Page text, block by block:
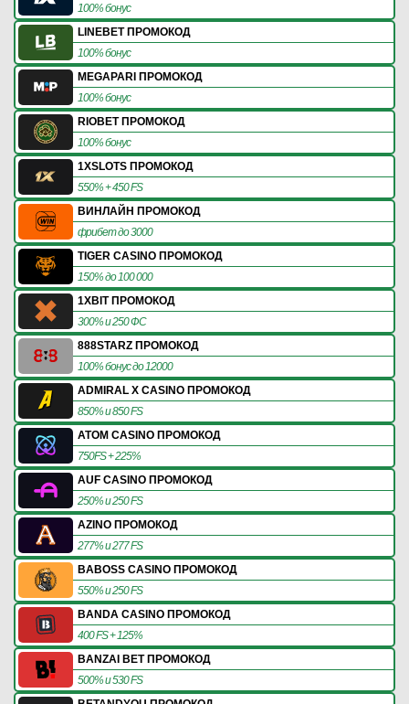
100% бонус
LINEBET ПРОМОКОД
100% бонус
MEGAPARI ПРОМОКОД
100% бонус
RIOBET ПРОМОКОД
100% бонус
1XSLOTS ПРОМОКОД
550% + 450 FS
ВИНЛАЙН ПРОМОКОД
фрибет до 3000
TIGER CASINO ПРОМОКОД
150% до 100 000
1XBIT ПРОМОКОД
300% и 250 ФС
888STARZ ПРОМОКОД
100% бонус до 12000
ADMIRAL X CASINO ПРОМОКОД
850% и 850 FS
ATOM CASINO ПРОМОКОД
750FS + 225%
AUF CASINO ПРОМОКОД
250% и 250 FS
AZINO ПРОМОКОД
277% и 277 FS
BABOSS CASINO ПРОМОКОД
550% и 250 FS
BANDA CASINO ПРОМОКОД
400 FS + 125%
BANZAI BET ПРОМОКОД
500% и 530 FS